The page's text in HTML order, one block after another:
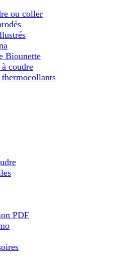
ou coller
Biounette
coudre
PDF